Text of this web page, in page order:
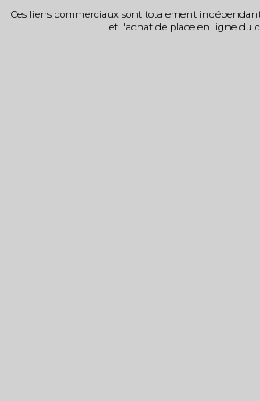
Ces liens commerciaux sont totalement
et l'achat de place en ligne du